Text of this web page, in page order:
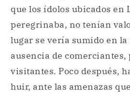
que los ídolos ubicados en
peregrinaba, no tenían
lugar se vería sumido en
ausencia de
visitantes. Poco después,
huir, ante las amenazas